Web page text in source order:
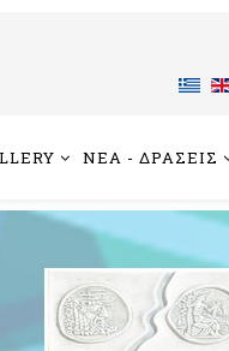
ΝΕΑ - ΔΡΑΣΕΙΣ